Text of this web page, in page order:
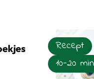
Recept
10-20 min